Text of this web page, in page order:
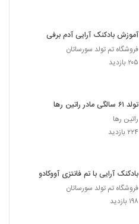
آموزش بادکنک آرایی آدم برفی
فروشگاه تم تولد سورساتان
۲۰۵ بازدید
تولد ۶۱ سالگی مادر راتین رها
راتین رها
۲۲۴ بازدید
بادکنک آرایی با تم فانتزی آووکادو
فروشگاه تم تولد سورساتان
۱۹۸ بازدید